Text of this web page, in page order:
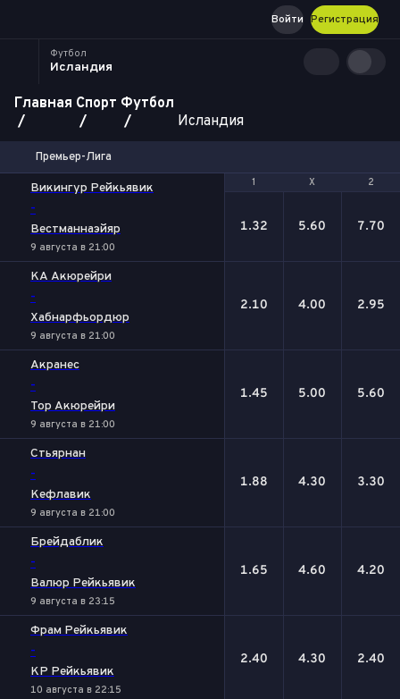
Регистрация
Войти
Футбол
Исландия
Главная Спорт Футбол
Исландия
Премьер-Лига
1 Х 2
Викингур Рейкьявик
-
Вестманнаэйяр
9 августа в 21:00
1 Х 2
1.32 5.60 7.70
КА Акюрейри
-
Хабнарфьордюр
9 августа в 21:00
2.10 4.00 2.95
Акранес
-
Тор Акюрейри
9 августа в 21:00
1.45 5.00 5.60
Стьярнан
-
Кефлавик
9 августа в 21:00
1.88 4.30 3.30
Брейдаблик
-
Валюр Рейкьявик
9 августа в 23:15
1.65 4.60 4.20
Фрам Рейкьявик
-
КР Рейкьявик
10 августа в 22:15
2.40 4.30 2.40